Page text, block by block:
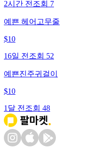
2시간 전 조회 7
예쁜 헤어고무줄
$10
16일 전 조회 52
예쁜진주귀걸이
$10
1달 전 조회 48